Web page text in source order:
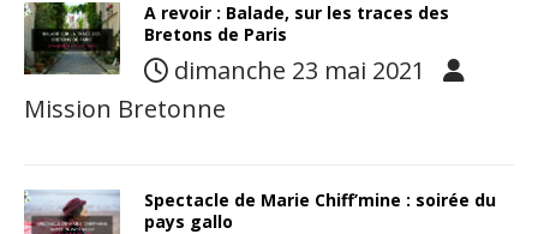
A revoir : Balade, sur les traces des
Bretons de Paris
dimanche 23 mai 2021
Mission Bretonne
Spectacle de Marie Chiff’mine : soirée du
pays gallo